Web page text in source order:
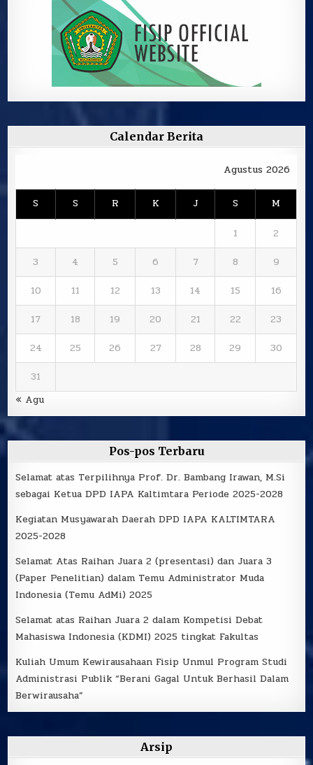
Calendar Berita
Agustus 2026
S S R K J S M
1
2
3
4 5 6 7 8
9
10
11 12 13 14 15
16
17
18 19 20 21 22
23
24
25 26 27 28 29
30
31
« Agu
Pos-pos Terbaru
Selamat atas Terpilihnya Prof. Dr. Bambang Irawan, M.Si
sebagai Ketua DPD IAPA Kaltimtara Periode 2025-2028
Kegiatan Musyawarah Daerah DPD IAPA KALTIMTARA
2025-2028
Selamat Atas Raihan Juara 2 (presentasi) dan Juara 3
(Paper Penelitian) dalam Temu Administrator Muda
Indonesia (Temu AdMi) 2025
Selamat atas Raihan Juara 2 dalam Kompetisi Debat
Mahasiswa Indonesia (KDMI) 2025 tingkat Fakultas
Kuliah Umum Kewirausahaan Fisip Unmul Program Studi
Administrasi Publik “Berani Gagal Untuk Berhasil Dalam
Berwirausaha”
Arsip